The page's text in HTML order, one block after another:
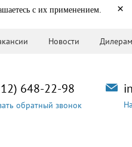
с их применением. ×
Новости Дилерам
648-22-98
обратный звонок